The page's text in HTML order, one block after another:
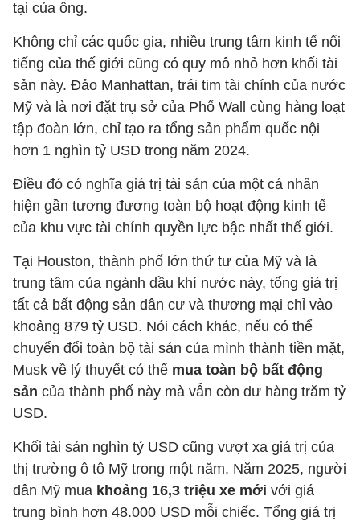
tại của ông.
Không chỉ các quốc gia, nhiều trung tâm kinh tế nổi
tiếng của thế giới cũng có quy mô nhỏ hơn khối tài
sản này. Đảo Manhattan, trái tim tài chính của nước
Mỹ và là nơi đặt trụ sở của Phố Wall cùng hàng loạt
tập đoàn lớn, chỉ tạo ra tổng sản phẩm quốc nội
hơn 1 nghìn tỷ USD trong năm 2024.
Điều đó có nghĩa giá trị tài sản của một cá nhân
hiện gần tương đương toàn bộ hoạt động kinh tế
của khu vực tài chính quyền lực bậc nhất thế giới.
Tại Houston, thành phố lớn thứ tư của Mỹ và là
trung tâm của ngành dầu khí nước này, tổng giá trị
tất cả bất động sản dân cư và thương mại chỉ vào
khoảng 879 tỷ USD. Nói cách khác, nếu có thể
chuyển đổi toàn bộ tài sản của mình thành tiền mặt,
Musk về lý thuyết có thể mua toàn bộ bất động
sản của thành phố này mà vẫn còn dư hàng trăm tỷ
USD.
Khối tài sản nghìn tỷ USD cũng vượt xa giá trị của
thị trường ô tô Mỹ trong một năm. Năm 2025, người
dân Mỹ mua khoảng 16,3 triệu xe mới với giá
trung bình hơn 48.000 USD mỗi chiếc. Tổng giá trị